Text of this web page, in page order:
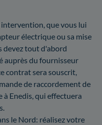
que vous lui
électrique ou sa mise
devez tout d'abord
auprès du fournisseur
contrat sera souscrit,
de raccordement de
Enedis, qui effectuera
le Nord: réalisez votre